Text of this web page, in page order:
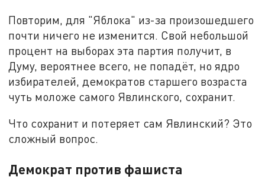
Повторим, для "Яблока" из-за произошедшего
почти ничего не изменится. Свой небольшой
процент на выборах эта партия получит, в
Думу, вероятнее всего, не попадёт, но ядро
избирателей, демократов старшего возраста
чуть моложе самого Явлинского, сохранит.
Что сохранит и потеряет сам Явлинский? Это
сложный вопрос.
Демократ против фашиста